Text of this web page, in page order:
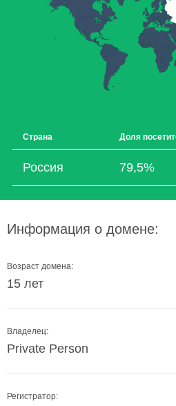
Страна Доля
Россия 79,5%
Информация о домене:
Возраст домена:
15 лет
Владелец:
Private Person
Регистратор: